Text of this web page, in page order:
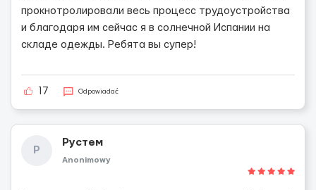
прокнотролировали весь процесс трудоустройства
и благодаря им сейчас я в солнечной Испании на
складе одежды. Ребята вы супер!
17 Odpowiadać
Р
Рустем
Anonimowy